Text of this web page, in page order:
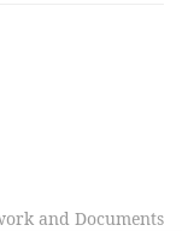
and Documents